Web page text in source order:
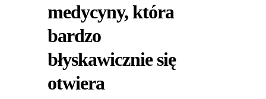
medycyny, która
bardzo
błyskawicznie się
otwiera